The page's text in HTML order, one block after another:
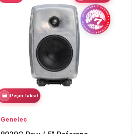
Peşin Taksit
Genelec